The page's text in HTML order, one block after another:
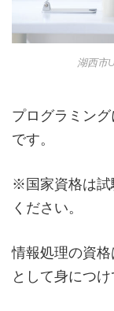
湖西市
プログラミン
です。
※国家資格は試
ください。
情報処理の資
として身につ